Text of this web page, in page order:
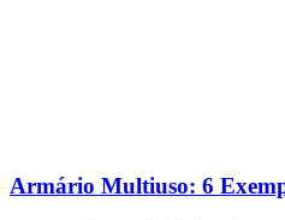
Armário Multiuso: 6